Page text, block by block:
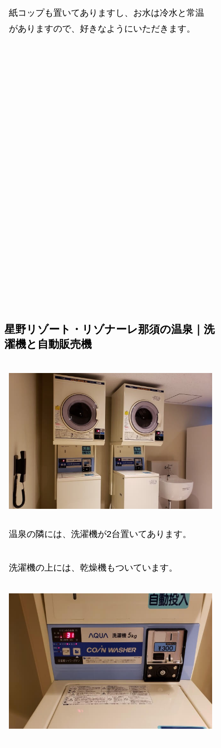
紙コップも置いてありますし、お水は冷水と常温
がありますので、好きなようにいただきます。
星野リゾート・リゾナーレ那須の温泉｜洗
濯機と自動販売機
温泉の隣には、洗濯機が2台置いてあります。
洗濯機の上には、乾燥機もついています。